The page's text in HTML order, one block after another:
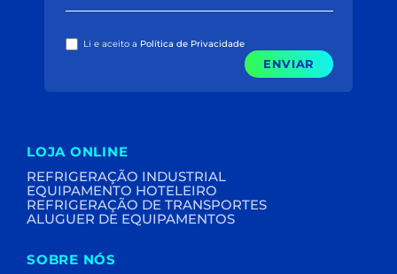
Li e aceito a Política de Privacidade
ENVIAR
LOJA ONLINE
REFRIGERAÇÃO INDUSTRIAL
EQUIPAMENTO HOTELEIRO
REFRIGERAÇÃO DE TRANSPORTES
ALUGUER DE EQUIPAMENTOS
SOBRE NÓS